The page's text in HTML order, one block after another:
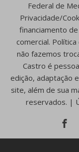
Federal de
Privacidade/
financiamento
comercial.
não fazemos
Castro é
edição, adaptação
site, além de sua
reservados. |